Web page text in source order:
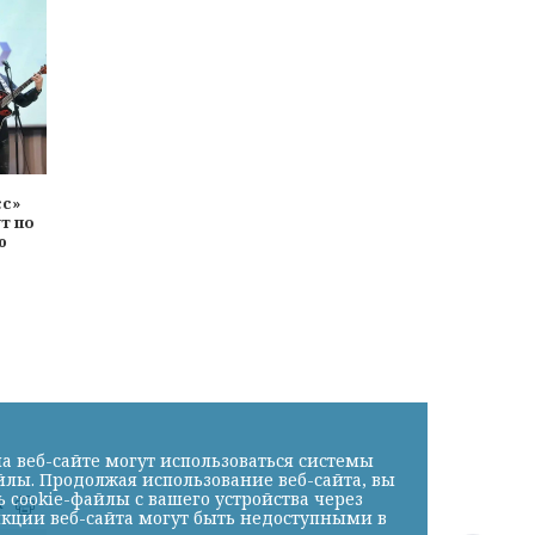
по
сайте могут использоваться системы
Продолжая использование веб-сайта, вы
файлы с вашего устройства через
веб-сайта могут быть недоступными в